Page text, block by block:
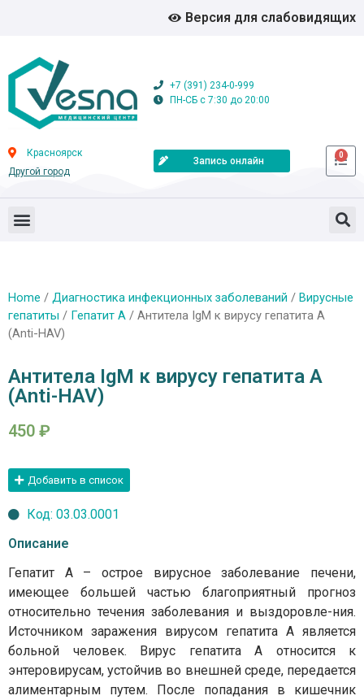
Версия для слабовидящих
+7 (391) 234-0-999
ПН-СБ с 7:30 до 20:00
Красноярск
Другой город
Запись онлайн
0
Home / Диагностика инфекционных заболеваний / Вирусные
гепатиты / Гепатит А / Антитела IgM к вирусу гепатита А
(Anti-HAV)
Антитела IgM к вирусу гепатита А
(Anti-HAV)
450 ₽
Добавить в список
Код: 03.03.0001
Описание
Гепатит А – острое вирусное заболевание печени,
имеющее большей частью благоприятный прогноз
относительно течения заболевания и выздоровле-ния.
Источником заражения вирусом гепатита А является
больной человек. Вирус гепатита А относится к
энтеровирусам, устойчив во внешней среде, передается
алиментарным путем. После попадания в кишечник